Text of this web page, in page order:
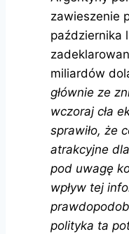
zawieszenie
października
miliardów
głównie ze
wczoraj cła
sprawiło, że
atrakcyjne
pod uwagę
wpływ tej
polityka ta